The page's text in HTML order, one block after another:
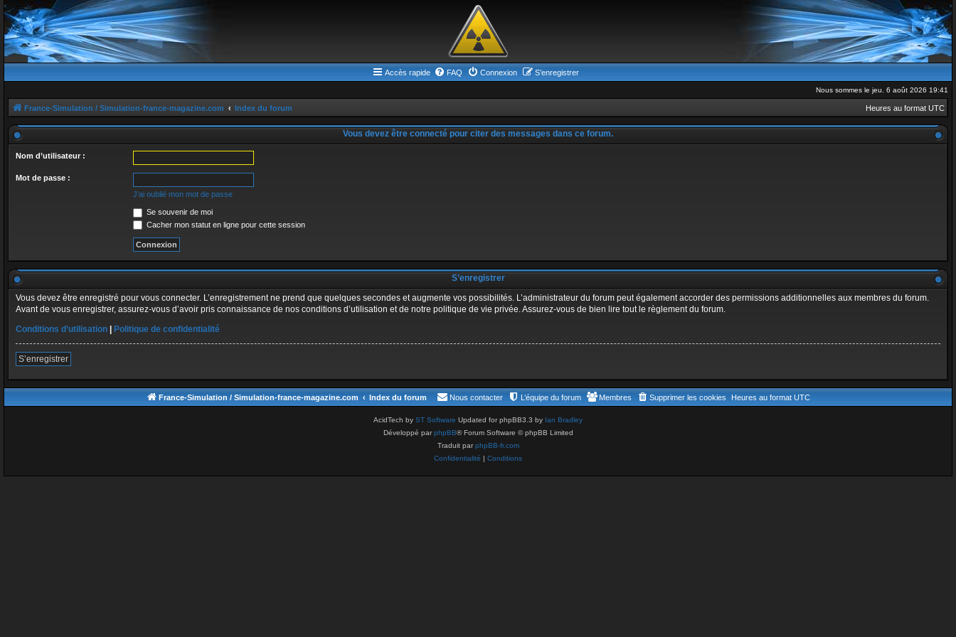
Accès rapide FAQ Connexion S’enregistrer
Nous sommes le jeu. 6 août 2026 19:41
France-Simulation / Simulation-france-magazine.com Index du forum Heures au format UTC
Vous devez être connecté pour citer des messages dans ce forum.
Nom d’utilisateur :
Mot de passe :
J’ai oublié mon mot de passe
Se souvenir de moi
Cacher mon statut en ligne pour cette session
S’enregistrer
Vous devez être enregistré pour vous connecter. L’enregistrement ne prend que quelques secondes et augmente vos possibilités. L’administrateur du forum peut également accorder des permissions additionnelles aux membres du forum.
Avant de vous enregistrer, assurez-vous d’avoir pris connaissance de nos conditions d’utilisation et de notre politique de vie privée. Assurez-vous de bien lire tout le règlement du forum.
Conditions d’utilisation
Politique de confidentialité
S’enregistrer
France-Simulation / Simulation-france-magazine.com Index du forum Heures au format UTC
Supprimer les cookies
Membres
L’équipe du forum
Nous contacter
AcidTech by ST Software Updated for phpBB3.3 by Ian Bradley
Développé parphpBB® Forum Software © phpBB Limited
Traduit parphpBB-fr.com
Confidentialité | Conditions